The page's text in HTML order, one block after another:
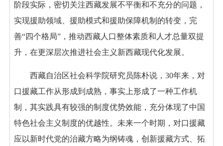
阶段实际，密切关注西藏发展不平衡和不充分的问题，
实现援助领域、援助模式和援助保障机制的转变，完
善“四个格局”，推动西藏人口整体素质和人才总量双提
升，在更深层次推进社会主义新西藏现代化发展。
西藏自治区社会科学院研究员陈朴说，30年来，对
口援藏工作从形成到成熟，事实上形成了一种工作机
制，其实践具有较强的制度优势效能，充分体现了中国
特色社会主义制度的优越性。未来一个时期，对口援藏
应以新时代党的治藏方略为纲铸魂，创新援藏方式、拓